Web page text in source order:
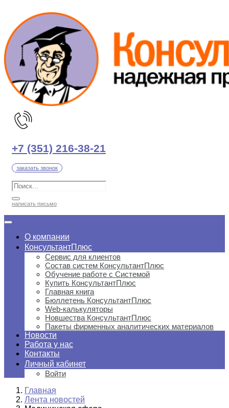
содержимому
+7 (351) 216-38-21
заказать звонок
написать письмо
О компании
КонсультантПлюс
Сервис для клиентов
Состав систем КонсультантПлюс
Обучение работе с Системой
Купить КонсультантПлюс
Главная книга
Бюллетень КонсультантПлюс
Web-калькуляторы
Новшества КонсультантПлюс
Пакеты фирменных аналитических материалов
Новости
Работа у нас
Контакты
Личный кабинет
Войти
Главная
Лента новостей